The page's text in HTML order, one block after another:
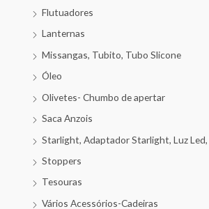
Flutuadores
Lanternas
Missangas, Tubito, Tubo Slicone
Óleo
Olivetes- Chumbo de apertar
Saca Anzois
Starlight, Adaptador Starlight, Luz
Stoppers
Tesouras
Vários Acessórios-Cadeiras